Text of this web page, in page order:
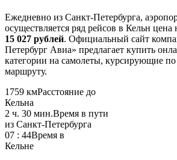
Ежедневно из Санкт-Петербурга,
осуществляется ряд рейсов в Кельн цена
15 027 рублей. Официальный сайт
Петербург Авиа» предлагает купить
категории на самолеты, курсирующие
маршруту.
1759 кмРасстояние до
Кельна
2 ч. 30 мин.Время в пути
из Санкт-Петербурга
07 : 44Время в
Кельне